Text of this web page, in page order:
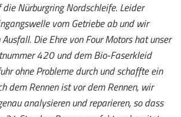
Nürburgring Nordschleife.Leider
vom Getriebe ab und wir
Die Ehre von Four Motors hat unser
420 und dem Bio-Faserkleid
ohne Probleme durch und schaffte ein
dem Rennen ist vor dem Rennen, wir
analysieren und reparieren, so dass